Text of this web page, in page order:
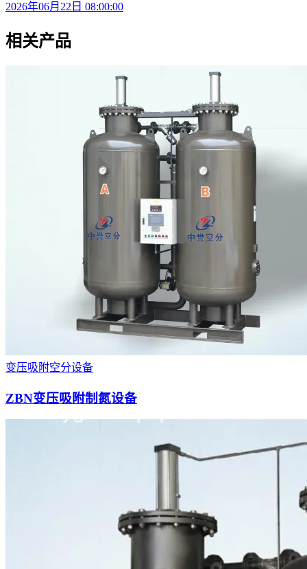
2026年06月22日 08:00:00
相关产品
变压吸附空分设备
ZBN变压吸附制氮设备